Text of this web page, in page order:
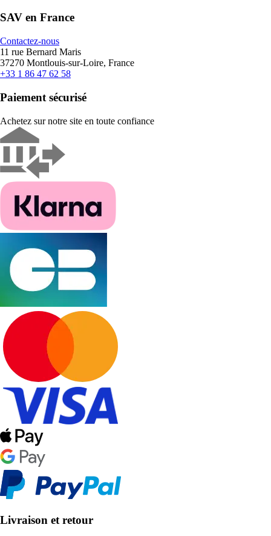
SAV en France
Contactez-nous
11 rue Bernard Maris
37270 Montlouis-sur-Loire, France
+33 1 86 47 62 58
Paiement sécurisé
Achetez sur notre site en toute confiance
Livraison et retour